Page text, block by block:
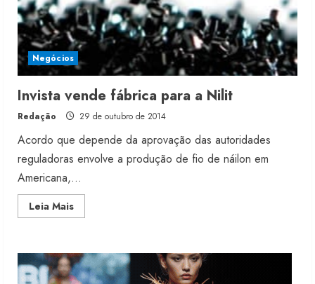
Negócios
Invista vende fábrica para a Nilit
Redação 29 de outubro de 2014
Acordo que depende da aprovação das autoridades
reguladoras envolve a produção de fio de náilon em
Americana,...
Leia MaisRead
more
fábrica
para
a
2
Renata Caixeta assume Movimento
Sou de Algodão
5 de agosto de 2026
Fakini prevê R$345 milhões de
receita em 2026
4 de agosto de 2026